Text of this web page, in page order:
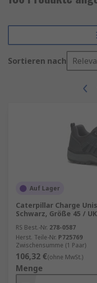
Sortieren nach
Auf Lager
Caterpillar Charge
Schwarz, Größe 45 /
RS Best.-Nr. 278-0587
Herst. Teile-Nr. P725769
Zwischensumme (1 Paar)
106,32 €(ohne MwSt.)
Menge